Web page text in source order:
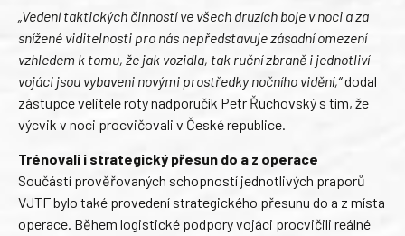
„Vedení taktických činností ve všech druzích boje v noci a za
snížené viditelnosti pro nás nepředstavuje zásadní omezení
vzhledem k tomu, že jak vozidla, tak ruční zbraně i jednotliví
vojáci jsou vybaveni novými prostředky nočního vidění,“dodal
zástupce velitele roty nadporučík Petr Řuchovský s tím, že
výcvik v noci procvičovali v České republice.
Trénovali i strategický přesun do a z operace
Součástí prověřovaných schopností jednotlivých praporů
VJTF bylo také provedení strategického přesunu do a z místa
operace. Během logistické podpory vojáci procvičili reálné